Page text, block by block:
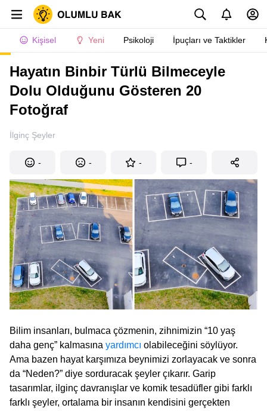
Kişisel Yeni Psikoloji İpuçları ve Taktikler
Hayatın Binbir Türlü Bilmeceyle
Dolu Olduğunu Gösteren 20
Fotoğraf
İlginç Şeyler
- - - -
Bilim insanları, bulmaca çözmenin, zihnimizin “10 yaş
daha genç” kalmasına yardımcı olabileceğini söylüyor.
Ama bazen hayat karşımıza beynimizi zorlayacak ve sonra
da “Neden?” diye sorduracak şeyler çıkarır. Garip
tasarımlar, ilginç davranışlar ve komik tesadüfler gibi farklı
farklı şeyler, ortalama bir insanın kendisini gerçekten